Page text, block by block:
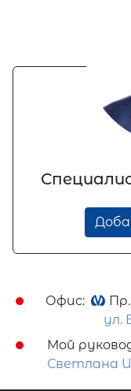
Офис:
ул.
Мой
Светлана